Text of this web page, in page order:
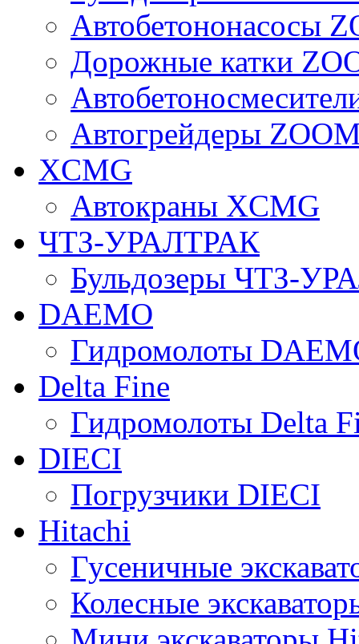
Автобетононасосы
Дорожные катки
Автогрейдеры
XCMG
Автокраны XCMG
ЧТЗ-УРАЛТРАК
Бульдозеры ЧТЗ-
DAEMO
Гидромолоты
Delta Fine
Гидромолоты Delta
DIECI
Погрузчики DIECI
Hitachi
Гусеничные
Колесные